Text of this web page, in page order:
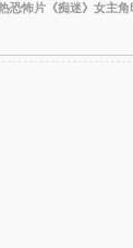
恐怖片《痴迷》女主角
作——目前还处于有